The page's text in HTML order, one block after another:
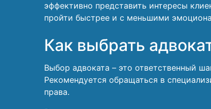
эффективно представить интересы
пройти быстрее и с меньшими
Как выбрать
Выбор адвоката – это ответственный
Рекомендуется обращаться в
права.